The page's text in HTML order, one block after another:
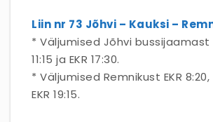
Liin nr 73 Jõhvi – Kauksi –
* Väljumised Jõhvi bussijaamast
11:15 ja EKR 17:30.
* Väljumised Remnikust EKR 8:20,
EKR 19:15.